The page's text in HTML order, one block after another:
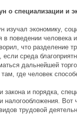
о специализации и
изучал экономику,
в поведении
что разделение
среда
дальнейшей
там, где человек
закона и порядка,
налогообложения. Вот
трудовой